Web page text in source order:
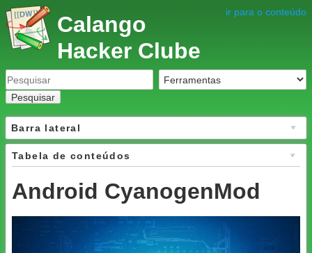
ir para o conteúdo
Calango
Hacker Clube
Pesquisar
Barra lateral
Tabela de conteúdos
Android CyanogenMod